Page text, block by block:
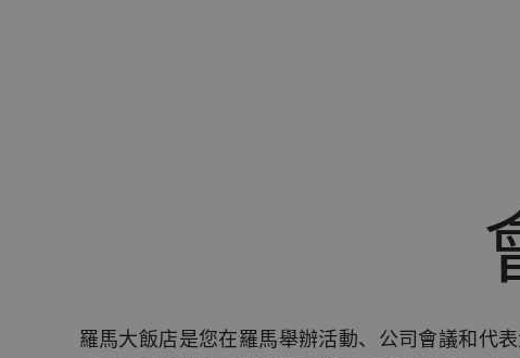
羅馬大飯店是您在羅馬舉辦活動、公司會議和代